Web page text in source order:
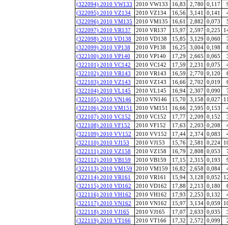
(322094) 2010 VW133
2010 VW133 16,83 2,780 0,117
(322095) 2010 VZ134
2010 VZ134 16,56 3,141 0,141
(322096) 2010 VM135
2010 VM135 16,61 2,882 0,073
(322097) 2010 VR137
2010 VR137 15,97 2,597 0,225
(322098) 2010 VD138
2010 VD138 15,85 3,129 0,060
(322099) 2010 VP138
2010 VP138 16,25 3,004 0,198
(322100) 2010 VP140
2010 VP140 17,29 2,665 0,065
(322101) 2010 VC142
2010 VC142 17,59 2,231 0,075
(322102) 2010 VR143
2010 VR143 16,59 2,770 0,120
(322103) 2010 VZ143
2010 VZ143 16,66 2,702 0,019
(322104) 2010 VL145
2010 VL145 16,94 2,307 0,090
(322105) 2010 VN146
2010 VN146 15,70 3,158 0,027
(322106) 2010 VM151
2010 VM151 16,66 2,595 0,153
(322107) 2010 VC152
2010 VC152 17,77 2,209 0,152
(322108) 2010 VF152
2010 VF152 17,63 2,203 0,208
(322109) 2010 VV152
2010 VV152 17,44 2,374 0,083
(322110) 2010 VJ153
2010 VJ153 15,76 2,581 0,224
(322111) 2010 VZ158
2010 VZ158 16,79 2,808 0,053
(322112) 2010 VB159
2010 VB159 17,15 2,315 0,193
(322113) 2010 VM159
2010 VM159 16,82 2,658 0,084
(322114) 2010 VR161
2010 VR161 15,94 3,128 0,052
(322115) 2010 VD162
2010 VD162 17,88 2,213 0,180
(322116) 2010 VH162
2010 VH162 17,93 2,253 0,132
(322117) 2010 VN162
2010 VN162 15,97 3,134 0,059
(322118) 2010 VJ165
2010 VJ165 17,07 2,633 0,035
(322119) 2010 VT166
2010 VT166 17,32 2,572 0,099